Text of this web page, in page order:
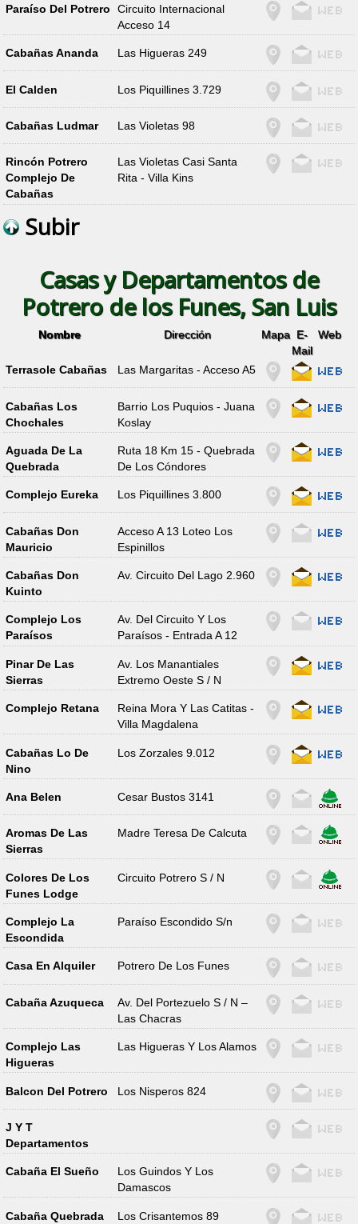
Paraíso Del Potrero
Circuito Internacional
Acceso 14
Cabañas Ananda Las Higueras 249
El Calden Los Piquillines 3.729
Cabañas Ludmar Las Violetas 98
Rincón Potrero
Complejo De
Cabañas
Las Violetas Casi Santa
Rita - Villa Kins
Subir
Casas y Departamentos de
Potrero de los Funes, San Luis
Nombre Dirección Mapa E-
Mail
Web
Terrasole Cabañas Las Margaritas - Acceso A5
Cabañas Los
Chochales
Barrio Los Puquios - Juana
Koslay
Aguada De La
Quebrada
Ruta 18 Km 15 - Quebrada
De Los Cóndores
Complejo Eureka Los Piquillines 3.800
Cabañas Don
Mauricio
Acceso A 13 Loteo Los
Espinillos
Cabañas Don
Kuinto
Av. Circuito Del Lago 2.960
Complejo Los
Paraísos
Av. Del Circuito Y Los
Paraísos - Entrada A 12
Pinar De Las
Sierras
Av. Los Manantiales
Extremo Oeste S / N
Complejo Retana
Reina Mora Y Las Catitas -
Villa Magdalena
Cabañas Lo De
Nino
Los Zorzales 9.012
Ana Belen Cesar Bustos 3141
Aromas De Las
Sierras
Madre Teresa De Calcuta
Colores De Los
Funes Lodge
Circuito Potrero S / N
Complejo La
Escondida
Paraíso Escondido S/n
Casa En Alquiler Potrero De Los Funes
Cabaña Azuqueca
Av. Del Portezuelo S / N –
Las Chacras
Complejo Las
Higueras
Las Higueras Y Los Alamos
Balcon Del Potrero Los Nisperos 824
J Y T
Departamentos
Cabaña El Sueño
Los Guindos Y Los
Damascos
Cabaña Quebrada
Los Crisantemos 89